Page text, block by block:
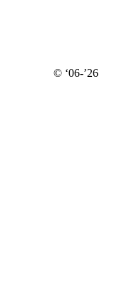
© ‘06-’26